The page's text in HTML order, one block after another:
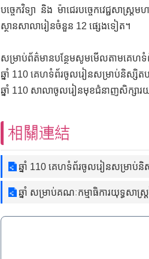
បច្ចេកវិទ្យា និង ម៉ាជេរបច្ចេកវេជ្ជស
ស្ថានសាលារៀនចំនួន 12 ផ្សេងទៀត។
សម្រាប់ព័ត៌មានបន្ថែមសូមមើលតាមគេហទំ
ឆ្នាំ 110 គេហទំព័រចូលរៀនសម្រាប់និស្សិត
ឆ្នាំ 110 សាលាចូលរៀនមុខជំនាញសិក្សារយ
相關連結
ឆ្នាំ 110 គេហទំព័រចូលរៀនសម្រាប់
ឆ្នាំ សម្រាប់គណៈកម្មាធិការយុទ្ធសា